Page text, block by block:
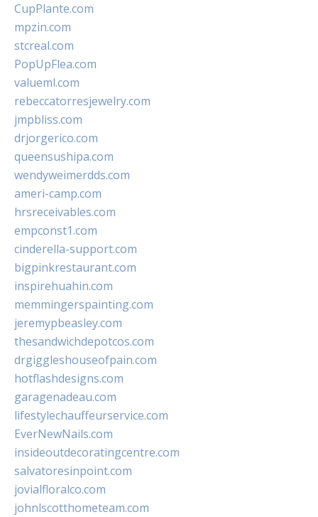
CupPlante.com
mpzin.com
stcreal.com
PopUpFlea.com
valueml.com
rebeccatorresjewelry.com
jmpbliss.com
drjorgerico.com
queensushipa.com
wendyweimerdds.com
ameri-camp.com
hrsreceivables.com
empconst1.com
cinderella-support.com
bigpinkrestaurant.com
inspirehuahin.com
memmingerspainting.com
jeremypbeasley.com
thesandwichdepotcos.com
drgiggleshouseofpain.com
hotflashdesigns.com
garagenadeau.com
lifestylechauffeurservice.com
EverNewNails.com
insideoutdecoratingcentre.com
salvatoresinpoint.com
jovialfloralco.com
johnlscotthometeam.com